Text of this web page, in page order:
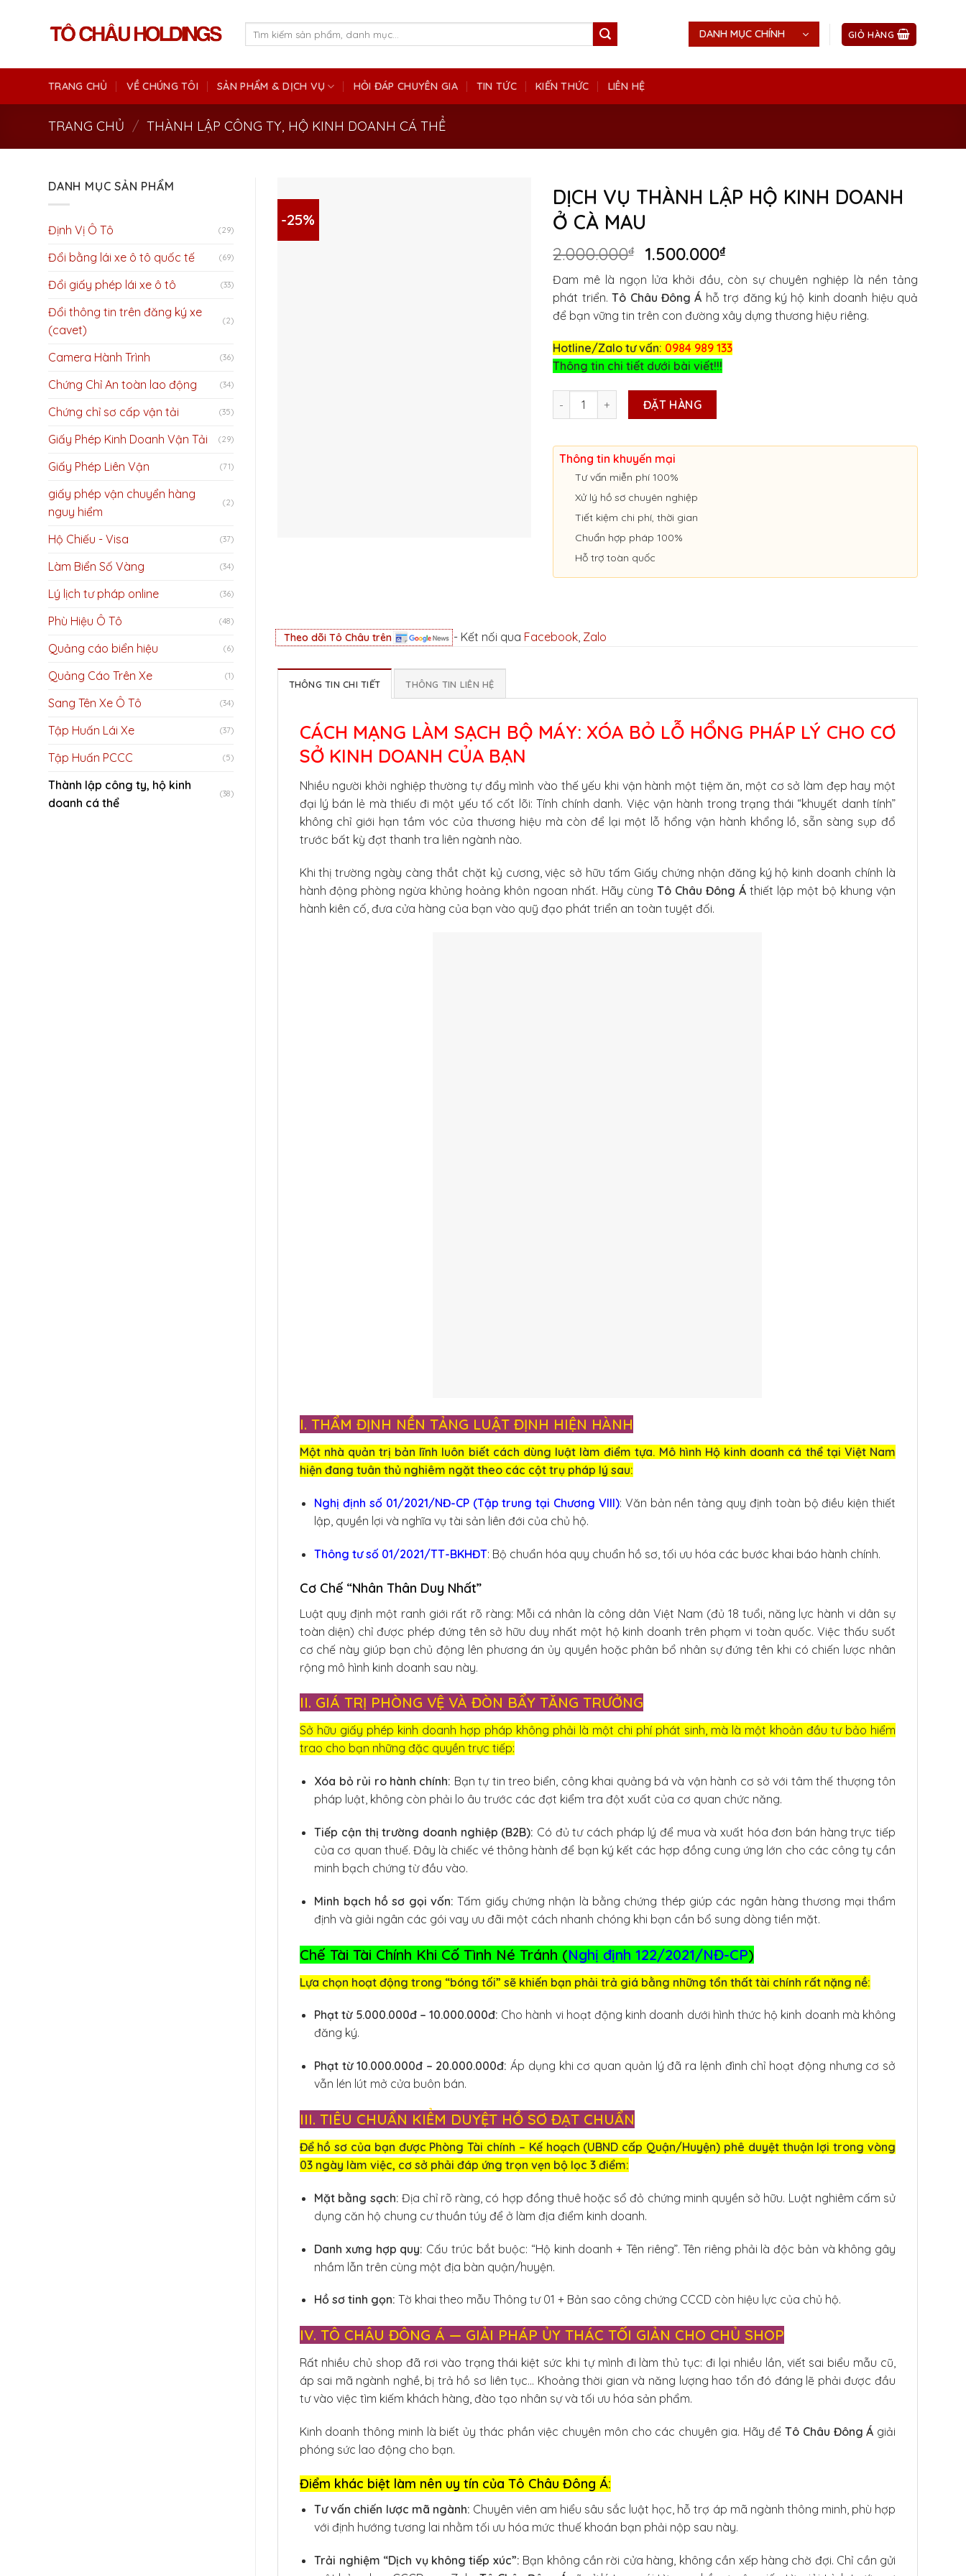
DANH MỤC CHÍNH GIỎ HÀNG
TRANG CHỦ VỀ CHÚNG TÔI SẢN PHẨM & DỊCH VỤ HỎI ĐÁP CHUYÊN GIA TIN TỨC KIẾN THỨC LIÊN HỆ
TRANG CHỦ / THÀNH LẬP CÔNG TY, HỘ KINH DOANH CÁ THỂ
DANH MỤC SẢN PHẨM
Định Vị Ô Tô (29)
Đổi bằng lái xe ô tô quốc tế (69)
Đổi giấy phép lái xe ô tô (33)
Đổi thông tin trên đăng ký xe
(cavet)
(2)
Camera Hành Trình (36)
Chứng Chỉ An toàn lao động (34)
Chứng chỉ sơ cấp vận tải (35)
Giấy Phép Kinh Doanh Vận Tải (29)
Giấy Phép Liên Vận (71)
giấy phép vận chuyển hàng
nguy hiểm
(2)
Hộ Chiếu - Visa (37)
Làm Biển Số Vàng (34)
Lý lịch tư pháp online (36)
Phù Hiệu Ô Tô (48)
Quảng cáo biển hiệu (6)
Quảng Cáo Trên Xe (1)
Sang Tên Xe Ô Tô (34)
Tập Huấn Lái Xe (37)
Tập Huấn PCCC (5)
Thành lập công ty, hộ kinh
doanh cá thể
(38)
-25%
DỊCH VỤ THÀNH LẬP HỘ KINH DOANH
Ở CÀ MAU
2.000.000₫
Giá
gốc
là:
2.000.000₫.
1.500.000₫Giá
hiện
tại
là:
1.500.000₫.
Đam mê là ngọn lửa khởi đầu, còn sự chuyên nghiệp là nền tảng
phát triển.Tô Châu Đông Á hỗ trợ đăng ký hộ kinh doanh hiệu quả
để bạn vững tin trên con đường xây dựng thương hiệu riêng.
Hotline/Zalo tư vấn: 0984 989 133
Thông tin chi tiết dưới bài viết!!!
DỊCH VỤ THÀNH LẬP HỘ KINH DOANH Ở CÀ MAU số lượng
ĐẶT HÀNG
Thông tin khuyến mại
Tư vấn miễn phí 100%
Xử lý hồ sơ chuyên nghiệp
Tiết kiệm chi phí, thời gian
Chuẩn hợp pháp 100%
Hỗ trợ toàn quốc
Theo dõi Tô Châu trên - Kết nối qua Facebook, Zalo
THÔNG TIN CHI TIẾT THÔNG TIN LIÊN HỆ
CÁCH MẠNG LÀM SẠCH BỘ MÁY: XÓA BỎ LỖ HỔNG PHÁP LÝ CHO CƠ
SỞ KINH DOANH CỦA BẠN
Nhiều người khởi nghiệp thường tự đẩy mình vào thế yếu khi vận hành một tiệm ăn, một cơ sở làm đẹp hay một
đại lý bán lẻ mà thiếu đi một yếu tố cốt lõi: Tính chính danh. Việc vận hành trong trạng thái “khuyết danh tính”
không chỉ giới hạn tầm vóc của thương hiệu mà còn để lại một lỗ hổng vận hành khổng lồ, sẵn sàng sụp đổ
trước bất kỳ đợt thanh tra liên ngành nào.
Khi thị trường ngày càng thắt chặt kỷ cương, việc sở hữu tấm Giấy chứng nhận đăng ký hộ kinh doanh chính là
hành động phòng ngừa khủng hoảng khôn ngoan nhất. Hãy cùngTô Châu Đông Á thiết lập một bộ khung vận
hành kiên cố, đưa cửa hàng của bạn vào quỹ đạo phát triển an toàn tuyệt đối.
I. THẨM ĐỊNH NỀN TẢNG LUẬT ĐỊNH HIỆN HÀNH
Một nhà quản trị bản lĩnh luôn biết cách dùng luật làm điểm tựa. Mô hình Hộ kinh doanh cá thể tại Việt Nam
hiện đang tuân thủ nghiêm ngặt theo các cột trụ pháp lý sau:
Nghị định số 01/2021/NĐ-CP (Tập trung tại Chương VIII): Văn bản nền tảng quy định toàn bộ điều kiện thiết
lập, quyền lợi và nghĩa vụ tài sản liên đới của chủ hộ.
Thông tư số 01/2021/TT-BKHĐT: Bộ chuẩn hóa quy chuẩn hồ sơ, tối ưu hóa các bước khai báo hành chính.
Cơ Chế “Nhân Thân Duy Nhất”
Luật quy định một ranh giới rất rõ ràng: Mỗi cá nhân là công dân Việt Nam (đủ 18 tuổi, năng lực hành vi dân sự
toàn diện) chỉ được phép đứng tên sở hữu duy nhất một hộ kinh doanh trên phạm vi toàn quốc. Việc thấu suốt
cơ chế này giúp bạn chủ động lên phương án ủy quyền hoặc phân bổ nhân sự đứng tên khi có chiến lược nhân
rộng mô hình kinh doanh sau này.
II. GIÁ TRỊ PHÒNG VỆ VÀ ĐÒN BẨY TĂNG TRƯỞNG
Sở hữu giấy phép kinh doanh hợp pháp không phải là một chi phí phát sinh, mà là một khoản đầu tư bảo hiểm
trao cho bạn những đặc quyền trực tiếp:
Xóa bỏ rủi ro hành chính: Bạn tự tin treo biển, công khai quảng bá và vận hành cơ sở với tâm thế thượng tôn
pháp luật, không còn phải lo âu trước các đợt kiểm tra đột xuất của cơ quan chức năng.
Tiếp cận thị trường doanh nghiệp (B2B): Có đủ tư cách pháp lý để mua và xuất hóa đơn bán hàng trực tiếp
của cơ quan thuế. Đây là chiếc vé thông hành để bạn ký kết các hợp đồng cung ứng lớn cho các công ty cần
minh bạch chứng từ đầu vào.
Minh bạch hồ sơ gọi vốn: Tấm giấy chứng nhận là bằng chứng thép giúp các ngân hàng thương mại thẩm
định và giải ngân các gói vay ưu đãi một cách nhanh chóng khi bạn cần bổ sung dòng tiền mặt.
Chế Tài Tài Chính Khi Cố Tình Né Tránh (Nghị định 122/2021/NĐ-CP)
Lựa chọn hoạt động trong “bóng tối” sẽ khiến bạn phải trả giá bằng những tổn thất tài chính rất nặng nề:
Phạt từ 5.000.000đ – 10.000.000đ: Cho hành vi hoạt động kinh doanh dưới hình thức hộ kinh doanh mà không
đăng ký.
Phạt từ 10.000.000đ – 20.000.000đ: Áp dụng khi cơ quan quản lý đã ra lệnh đình chỉ hoạt động nhưng cơ sở
vẫn lén lút mở cửa buôn bán.
III. TIÊU CHUẨN KIỂM DUYỆT HỒ SƠ ĐẠT CHUẨN
Để hồ sơ của bạn được Phòng Tài chính – Kế hoạch (UBND cấp Quận/Huyện) phê duyệt thuận lợi trong vòng
03 ngày làm việc, cơ sở phải đáp ứng trọn vẹn bộ lọc 3 điểm:
Mặt bằng sạch: Địa chỉ rõ ràng, có hợp đồng thuê hoặc sổ đỏ chứng minh quyền sở hữu. Luật nghiêm cấm sử
dụng căn hộ chung cư thuần túy để ở làm địa điểm kinh doanh.
Danh xưng hợp quy: Cấu trúc bắt buộc: “Hộ kinh doanh + Tên riêng”. Tên riêng phải là độc bản và không gây
nhầm lẫn trên cùng một địa bàn quận/huyện.
Hồ sơ tinh gọn: Tờ khai theo mẫu Thông tư 01 + Bản sao công chứng CCCD còn hiệu lực của chủ hộ.
IV. TÔ CHÂU ĐÔNG Á — GIẢI PHÁP ỦY THÁC TỐI GIẢN CHO CHỦ SHOP
Rất nhiều chủ shop đã rơi vào trạng thái kiệt sức khi tự mình đi làm thủ tục: đi lại nhiều lần, viết sai biểu mẫu cũ,
áp sai mã ngành nghề, bị trả hồ sơ liên tục… Khoảng thời gian và năng lượng hao tổn đó đáng lẽ phải được đầu
tư vào việc tìm kiếm khách hàng, đào tạo nhân sự và tối ưu hóa sản phẩm.
Kinh doanh thông minh là biết ủy thác phần việc chuyên môn cho các chuyên gia. Hãy để Tô Châu Đông Á giải
phóng sức lao động cho bạn.
Điểm khác biệt làm nên uy tín của Tô Châu Đông Á:
Tư vấn chiến lược mã ngành: Chuyên viên am hiểu sâu sắc luật học, hỗ trợ áp mã ngành thông minh, phù hợp
với định hướng tương lai nhằm tối ưu hóa mức thuế khoán bạn phải nộp sau này.
Trải nghiệm “Dịch vụ không tiếp xúc”: Bạn không cần rời cửa hàng, không cần xếp hàng chờ đợi. Chỉ cần gửi